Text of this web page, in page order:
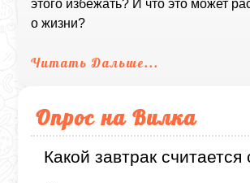
этого избежать? И что это может
о жизни?
Читать Дальше...
Опрос на Вилка
Какой завтрак